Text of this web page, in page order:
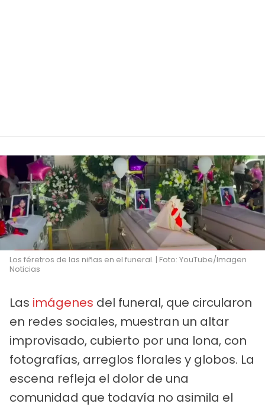
Los féretros de las niñas en el funeral. | Foto: YouTube/Imagen
Noticias
Las imágenes del funeral, que circularon
en redes sociales, muestran un altar
improvisado, cubierto por una lona, con
fotografías, arreglos florales y globos. La
escena refleja el dolor de una
comunidad que todavía no asimila el